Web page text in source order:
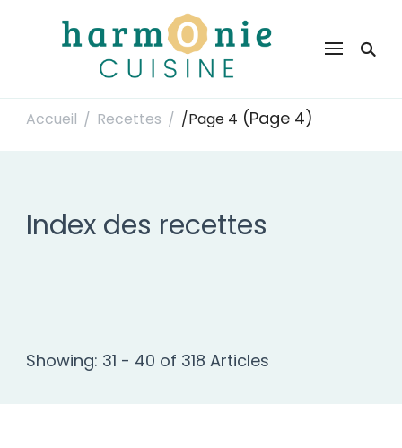
Harmonie Cuisine
Accueil / Recettes / /Page 4 (Page 4)
Index des recettes
Showing: 31 - 40 of 318 Articles